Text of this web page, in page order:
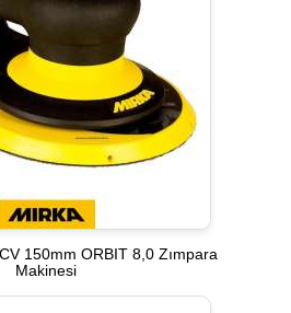
150mm ORBIT 8,0 Zımpara
Makinesi